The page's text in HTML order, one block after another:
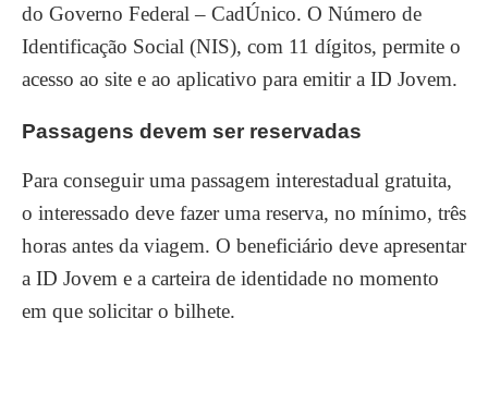
do Governo Federal – CadÚnico. O Número de
Identificação Social (NIS), com 11 dígitos, permite o
acesso ao site e ao aplicativo para emitir a ID Jovem.
Passagens devem ser reservadas
Para conseguir uma passagem interestadual gratuita,
o interessado deve fazer uma reserva, no mínimo, três
horas antes da viagem. O beneficiário deve apresentar
a ID Jovem e a carteira de identidade no momento
em que solicitar o bilhete.